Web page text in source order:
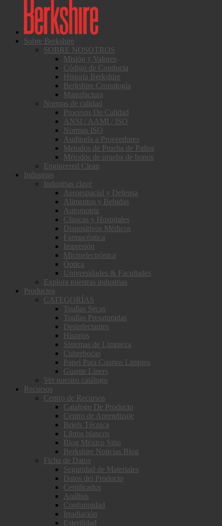
Sobre Berkshire
SOBRE NOSOTROS
Misión y Valores
Código de Conducta
Historia Berkshire
Berkshire Cronología
Manufactura
Normas de calidad
Procesos De Calidad
ANSI / AAMI / ISO
Normas ISO
Auditoría a Proveedores
Metodos de Prueba de Paños
Métodos de prueba de bonos
Engineered Clean
Industrias
Industrias clave
Aeroespacial y Defensa
Alimentos y Bebidas
Automotriz
Clinicas y Hospitales
Dispositivos Médicos
Farmacéutica
Impresión
Microelectrónica
Óptica
Universidades & Facultades
Explora nuestras industrias
Productos
CATEGORÍAS
Toallas Secas
Toallas Presaturadas
Desinfectantes
Hisopos
Sistemas de Limpieza
Cubrebocas
Papel Para Cuartos Limpios
Guante Liners
Ver nuestro catálogo
Recursos
Centro de Recursos
Catalogo De Producto
Centro de Aprendizaje
Briefs Técnica
Libros blancos
Blog México Sitio
Berkshire Noticias Blog
Ficha de Datos
Seguridad de Materiales
Datos del Producto
Certificados
Análisis
Conformidad
Irradiación
Esterilidad